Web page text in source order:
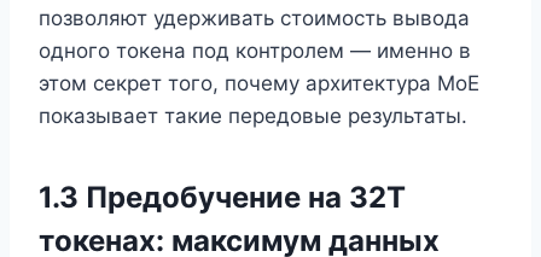
позволяют удерживать стоимость вывода
одного токена под контролем — именно в
этом секрет того, почему архитектура MoE
показывает такие передовые результаты.
1.3 Предобучение на 32T
токенах: максимум данных